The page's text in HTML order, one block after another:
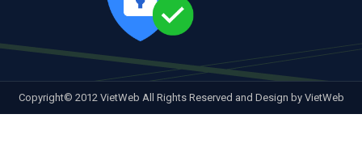
Copyright© 2012 VietWeb All Rights Reserved and Design by VietWeb